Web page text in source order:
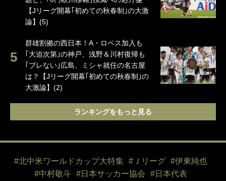
【Jリーグ開幕｢初めての秋春制｣の大激
論】(5)
群雄割拠の西日本！A・ロペス加入も
｢大迫次第｣の神戸、浅野＆川村復帰も
｢ブレない｣広島、ミシャ就任の名古屋
は？【Jリーグ開幕｢初めての秋春制｣の
大激論】(2)
ランキングをもっと見る
#北中米ワールドカップ大特集 #Ｊリーグ
#伊東純也
#中村敬斗
#日本サッカー協会
#日本代表